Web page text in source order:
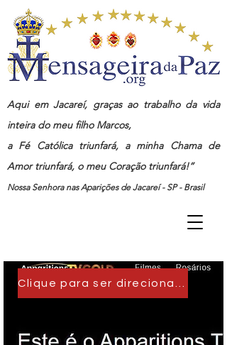
Aqui em Jacareí, graças ao trabalho da vida
inteira do meu filho Marcos,
a Fé Católica triunfará, a minha Chama de
Amor triunfará, o meu Coração triunfará!”
Nossa Senhora nas Aparições de Jacareí - SP - Brasil